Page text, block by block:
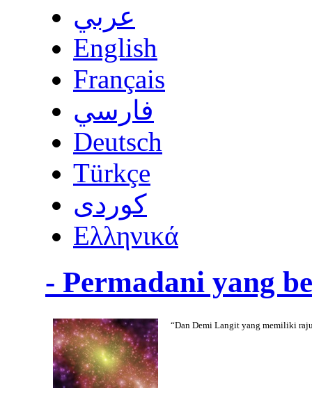
عربي
English
Français
فارسي
Deutsch
Türkçe
كوردى
Ελληνικά
- Permadani yang
“Dan Demi Langit yang memiliki